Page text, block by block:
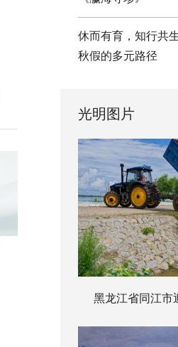
休而有育，知行共
秋假的多元路径
光明图片
黑龙江省同江市